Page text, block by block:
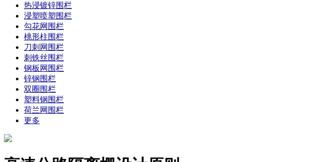
热浸镀锌围栏
浸塑喷塑围栏
勾花网围栏
桃形柱围栏
刀刺网围栏
刺铁丝围栏
钢板网围栏
锌钢围栏
双圈围栏
塑料钢围栏
荷兰网围栏
更多